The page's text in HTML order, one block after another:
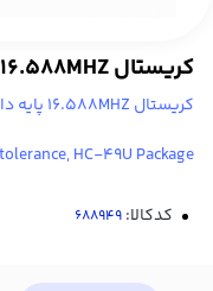
کریستال 16.588MHZ پایه دار، بسته بندی HC-49U
کریستال 16.588MHZ پایه دار با تلرانس 30ppm± و بسته بندی HC-49U
HC-49U Package
کدکالا: